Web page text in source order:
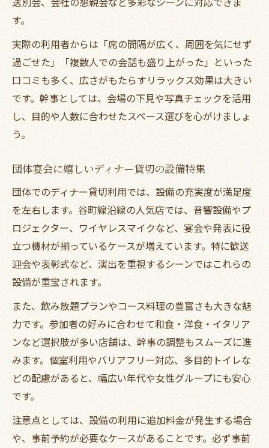
す。
実際の利用者からは「席の間隔が広く、周囲を気にせず
過ごせた」「複数人での会話も盛り上がった」といった
口コミも多く、広さがもたらすリラックス効果は大きい
です。幹事としては、会場の下見や写真チェックを活用
し、目的や人数に合わせたスペース選びを心がけましょ
う。
団体宴会に嬉しいディナー貸切の設備特集
団体でのディナー貸切利用では、設備の充実度が満足度
を左右します。谷町線沿線の人気店では、音響設備やプ
ロジェクター、ワイヤレスマイクなど、宴会や発表に役
立つ機材が揃っているケースが増えています。特に歓送
迎会や表彰式など、演出を重視するシーンではこれらの
設備が重宝されます。
また、飲み放題プランやコース料理の豊富さも大きな魅
力です。参加者の好みに合わせて和食・洋食・イタリア
ンなど選択肢が多い店舗は、幹事の調整もスムーズに進
みます。個室利用やバリアフリー対応、多目的トイレな
どの配慮があると、幅広い年代や女性グループにも安心
です。
注意点としては、設備の利用に追加料金が発生する場合
や、事前予約が必要なケースがあることです。必ず事前